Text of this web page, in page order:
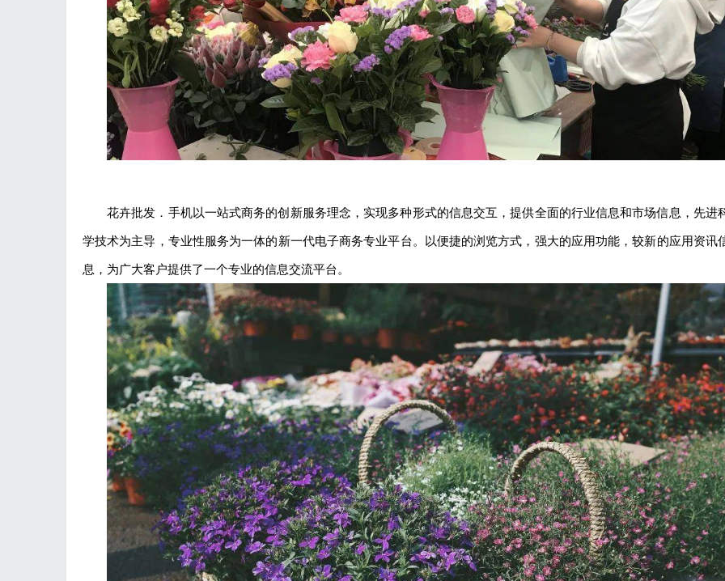
花卉批发．手机以一站式商务的创新服务理念，实现多种形式的信息交互，提供全面的行业信息和市场信息，先进
学技术为主导，专业性服务为一体的新一代电子商务专业平台。以便捷的浏览方式，强大的应用功能，较新的应用资讯
息，为广大客户提供了一个专业的信息交流平台。